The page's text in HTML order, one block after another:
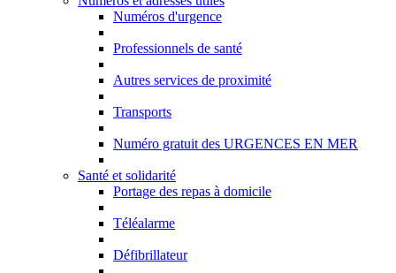
Numéros d'urgence
Professionnels de santé
Autres services de proximité
Transports
Numéro gratuit des URGENCES EN MER
Santé et solidarité
Portage des repas à domicile
Téléalarme
Défibrillateur